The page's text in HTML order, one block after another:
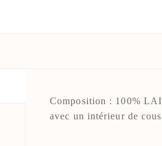
Composition : 100%
avec un intérieur de
Motif